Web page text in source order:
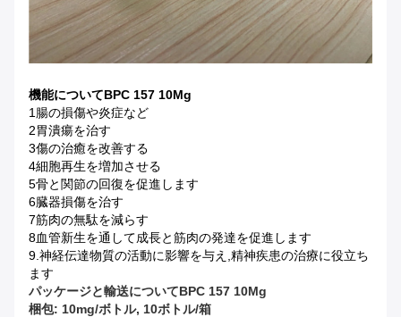
機能についてBPC 157 10Mg
1腸の損傷や炎症など
2胃潰瘍を治す
3傷の治癒を改善する
4細胞再生を増加させる
5骨と関節の回復を促進します
6臓器損傷を治す
7筋肉の無駄を減らす
8血管新生を通して成長と筋肉の発達を促進します
9.神経伝達物質の活動に影響を与え,精神疾患の治療に役立ち
ます
パッケージと輸送についてBPC 157 10Mg
梱包: 10mg/ボトル, 10ボトル/箱